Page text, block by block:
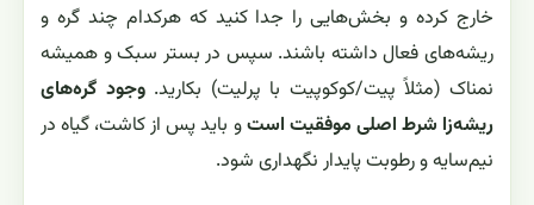
خارج کرده و بخش‌هایی را جدا کنید که هرکدام چند گره و
ریشه‌های فعال داشته باشند. سپس در بستر سبک و همیشه
نمناک (مثلاً پیت/کوکوپیت با پرلیت) بکارید.وجود گره‌های
ریشه‌زا شرط اصلی موفقیت استو باید پس از کاشت، گیاه در
نیم‌سایه و رطوبت پایدار نگهداری شود.